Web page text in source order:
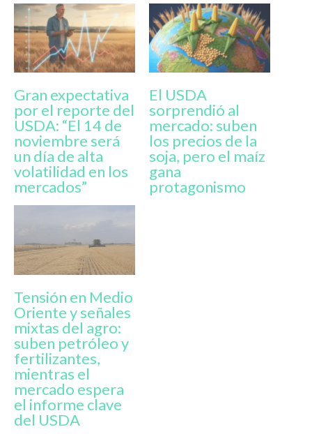
Gran expectativa
por el reporte del
USDA: “El 14 de
noviembre será
un día de alta
volatilidad en los
mercados”
El USDA
sorprendió al
mercado: suben
los precios de la
soja, pero el maíz
gana
protagonismo
Tensión en Medio
Oriente y señales
mixtas del agro:
suben petróleo y
fertilizantes,
mientras el
mercado espera
el informe clave
del USDA